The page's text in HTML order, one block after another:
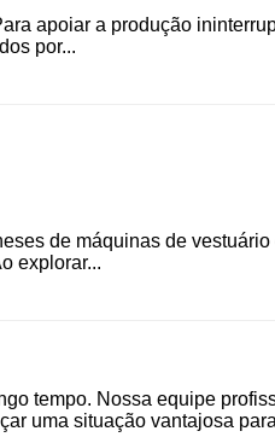
apoiar a produção
por...
de máquinas de
explorar...
tempo. Nossa equipe
uma situação vantajosa